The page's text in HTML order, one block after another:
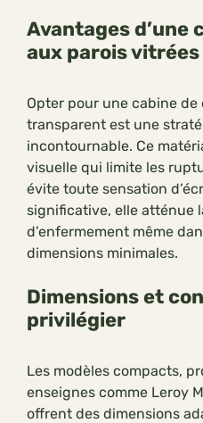
Avantages d’une
aux parois
Opter pour une cabine
transparent est une
incontournable. Ce
visuelle qui limite les
évite toute sensation
significative, elle atténue
d’enfermement même
dimensions minimales.
Dimensions et
privilégier
Les modèles compacts,
enseignes comme Leroy
offrent des dimensions